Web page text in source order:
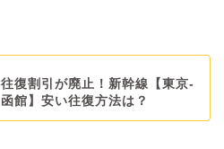
往復割引が廃止！新幹線【東京-
函館】安い往復方法は？